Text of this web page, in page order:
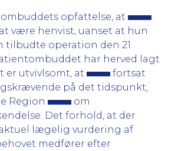
opfattelse, at
være henvist, uanset at hun
tilbudte operation den 21.
har herved lagt
er utvivlsomt, at
fortsat
på det tidspunkt,
Region
om
Det forhold, at der
lægelig vurdering af
medfører efter